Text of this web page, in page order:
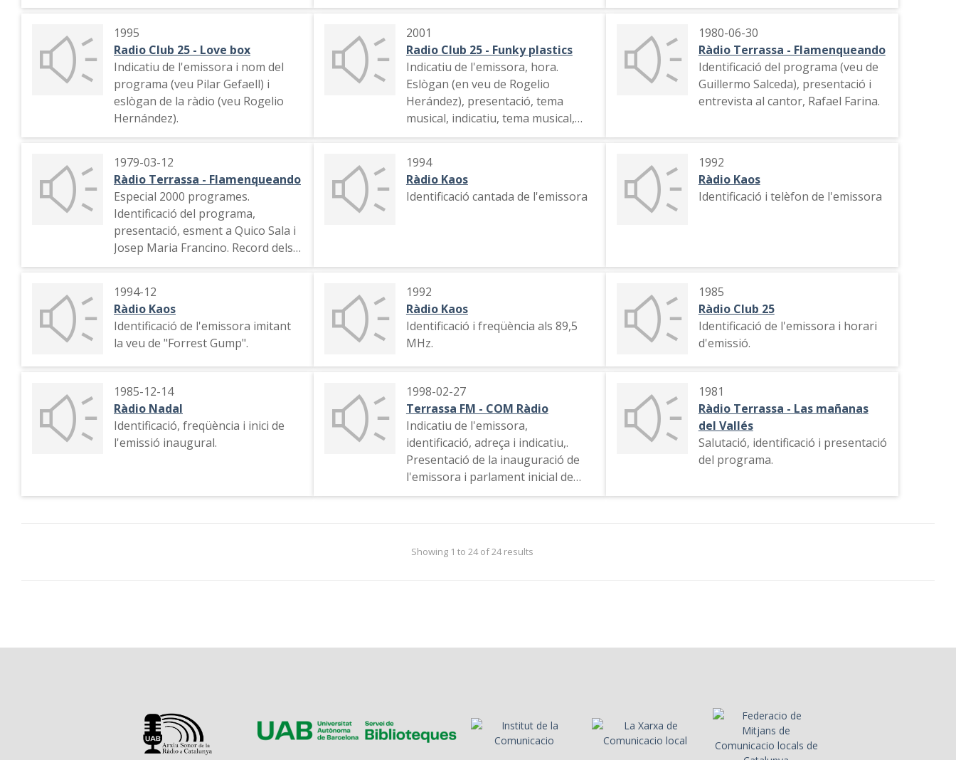
1995
Radio Club 25 - Love box
Indicatiu de l'emissora i nom del
programa (veu Pilar Gefaell) i
eslògan de la ràdio (veu Rogelio
Hernández).
2001
Radio Club 25 - Funky plastics
Indicatiu de l'emissora, hora.
Eslògan (en veu de Rogelio
Herández), presentació, tema
musical, indicatiu, tema musical,
indicatiu, tema musical
1980-06-30
Ràdio Terrassa - Flamenqueando
Identificació del programa (veu de
Guillermo Salceda), presentació i
entrevista al cantor, Rafael Farina.
1979-03-12
Ràdio Terrassa - Flamenqueando
Especial 2000 programes.
Identificació del programa,
presentació, esment a Quico Sala i
Josep Maria Francino. Record dels
inicis del programa l'any 1973.
1994
Ràdio Kaos
Identificació cantada de l'emissora
1992
Ràdio Kaos
Identificació i telèfon de l'emissora
1994-12
Ràdio Kaos
Identificació de l'emissora imitant
la veu de "Forrest Gump".
1992
Ràdio Kaos
Identificació i freqüència als 89,5
MHz.
1985
Ràdio Club 25
Identificació de l'emissora i horari
d'emissió.
1985-12-14
Ràdio Nadal
Identificació, freqüència i inici de
l'emissió inaugural.
1998-02-27
Terrassa FM - COM Ràdio
Indicatiu de l'emissora,
identificació, adreça i indicatiu,.
Presentació de la inauguració de
l'emissora i parlament inicial de
l'alcalde Manuel Royes.
1981
Ràdio Terrassa - Las mañanas
del Vallés
Salutació, identificació i presentació
del programa.
Showing 1 to 24 of 24 results